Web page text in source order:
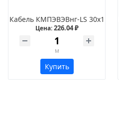
Кабель КМПЭВЭВнг-LS 30х1
Цена:226.04 ₽
м
Купить